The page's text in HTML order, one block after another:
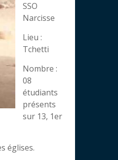
SSO
Narcisse
Lieu :
Tchetti
Nombre :
08
étudiants
présents
sur 13, 1er
églises.